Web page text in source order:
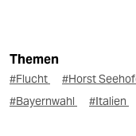
Themen
#Flucht #Horst
#Bayernwahl
#Italien